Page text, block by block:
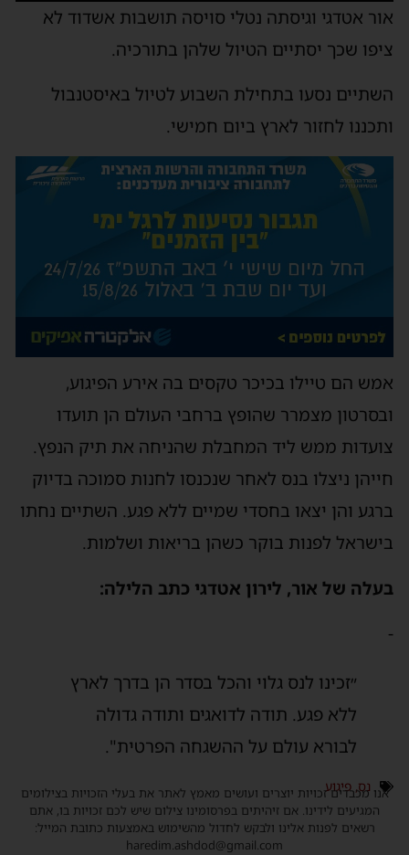
אור אטדגי וגיסתה נטלי סויסה תושבות אשדוד לא
ציפו שכך יסתיים הטיול שלהן בתורכיה.
השתיים נסעו בתחילת השבוע לטיול באיסטנבול
ותכננו לחזור לארץ ביום חמישי.
אמש הם טיילו בכיכר טקסים בה אירע הפיגוע,
ובסרטון מצמרר שהופץ ברחבי העולם הן תועדו
צועדות ממש ליד המחבלת שהניחה את תיק הנפץ.
חייהן ניצלו בנס לאחר שנכנסו לחנות סמוכה בדיוק
ברגע והן יצאו בחסדי שמיים ללא פגע. השתיים נחתו
בישראל לפנות בוקר כשהן בריאות ושלמות.
בעלה של אור, לירון אטדגי כתב הלילה:
-
״זכינו לנס גלוי והכל בסדר הן בדרך לארץ
ללא פגע. תודה לדואגים ותודה גדולה
לבורא עולם על ההשגחה הפרטית".
נס,פיגוע
אנו מכבדים זכויות יוצרים ועושים מאמץ לאתר את בעלי הזכויות בצילומים
המגיעים לידינו. אם זיהיתים בפרסומינו צילום שיש לכם זכויות בו, אתם
רשאים לפנות אלינו ולבקש לחדול מהשימוש באמצעות כתובת המייל:
haredim.ashdod@gmail.com